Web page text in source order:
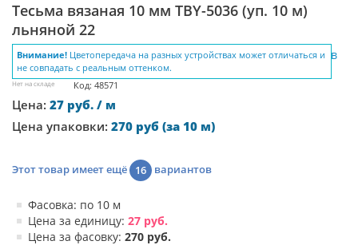
Тесьма вязаная 10 мм TBY-5036 (уп. 10 м)
льняной 22
Внимание! Цветопередача на разных устройствах может отличаться и
не совпадать с реальным оттенком.
Нет на складе Код: 48571
Цена: 27 руб. / м
Цена упаковки: 270 руб (за 10 м)
Этот товар имеет ещё 16 вариантов
Фасовка: по 10 м
Цена за единицу: 27 руб.
Цена за фасовку: 270 руб.